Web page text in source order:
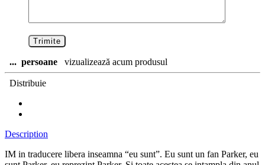
... persoane vizualizează acum produsul
Distribuie
Description
IM in traducere libera inseamna “eu sunt”. Eu sunt un fan Parker, eu